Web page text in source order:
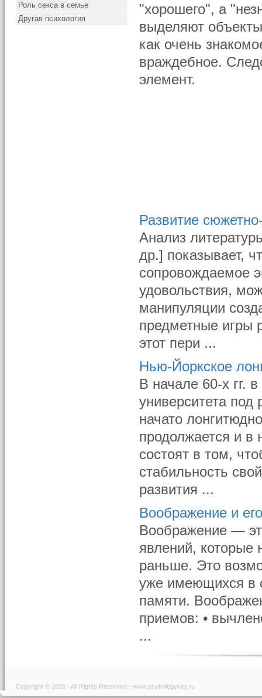
Роль секса в семье
Другая психология
"хорошего", а
выделяют
как очень
враждебное.
элемент.
Развитие
Анализ
др.] показывает,
сопровождаемое
удовольствия,
манипуляции
предметные игры
этот пери ...
Нью-Йоркское
В начале 60-х гг.
университета
начато
продолжается и в
состоят в том,
стабильность
развития ...
Воображение и
Воображение —
явлений, которые
раньше. Это
уже имеющихся в
памяти.
приемов: •
...
Copyright © 2026 - All Rights Reserved - www.psyhologykey.ru